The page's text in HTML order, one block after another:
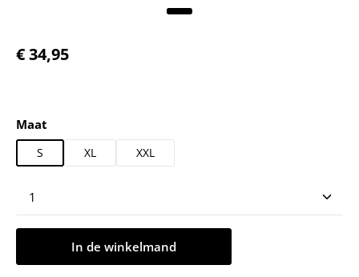
Normale prijs:
€ 34,95
Selecteer
Maat
S XL XXL
Producthoeveelheid: Voer de gewenste
In de winkelmand